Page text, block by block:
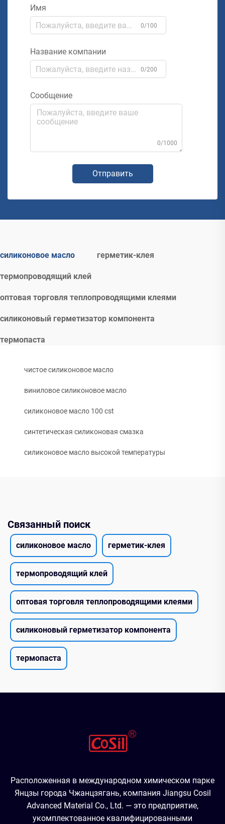
Имя
0/100
Название компании
0/200
Сообщение
0/1000
Отправить
силиконовое масло герметик-клея
термопроводящий клей
оптовая торговля теплопроводящими клеями
силиконовый герметизатор компонента
термопаста
чистое силиконовое масло
виниловое силиконовое масло
силиконовое масло 100 cst
синтетическая силиконовая смазка
силиконовое масло высокой температуры
Связанный поиск
силиконовое масло герметик-клея
термопроводящий клей
оптовая торговля теплопроводящими клеями
силиконовый герметизатор компонента
термопаста
Расположенная в международном химическом парке
Янцзы города Чжанцзягань, компания Jiangsu Cosil
Advanced Material Co., Ltd. — это предприятие,
укомплектованное квалифицированными